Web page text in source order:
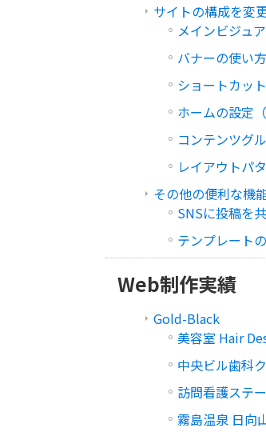
サイトの構成を変
メインビジュ
バナーの使い
ショートカッ
ホームの設定（
コンテンツグ
レイアウトパ
その他の便利な機
SNSに投稿を
テンプレート
Web制作実績
Gold-Black
美容室 Hair
中央ビル歯科
訪問看護ステ
霧島温泉 日向